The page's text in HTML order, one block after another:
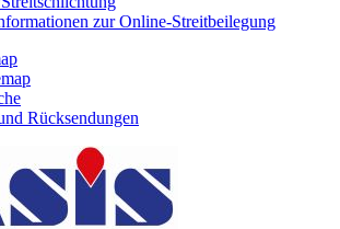
zur Online-Streitbeilegung
Rücksendungen